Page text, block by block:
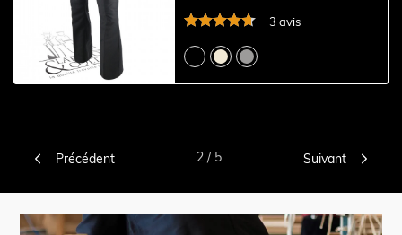
3 avis
 Précédent 2 / 5 Suivant 